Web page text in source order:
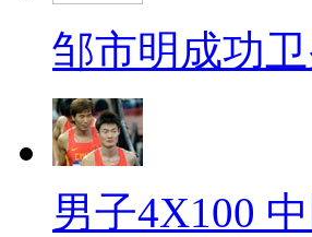
邹市明成功
男子4X100